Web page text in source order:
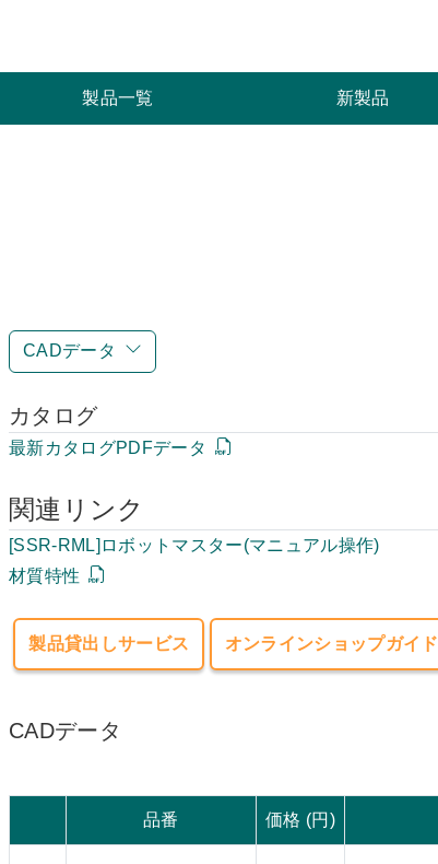
製品一覧 新製品
CADデータ
カタログ
最新カタログPDFデータ
関連リンク
[SSR-RML]ロボットマスター(マニュアル操作)
材質特性
製品貸出しサービス オンラインショップガイド
CADデータ
品番 価格 (円)